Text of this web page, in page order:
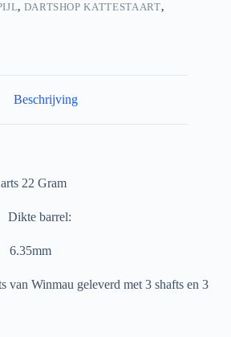
, DARTSHOP KATTESTAART,
Beschrijving
22 Gram
barrel:
van Winmau geleverd met 3 shafts en 3